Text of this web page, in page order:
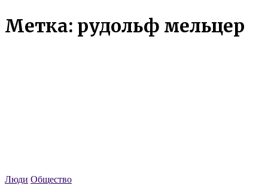
Метка: рудольф мельцер
Люди Общество